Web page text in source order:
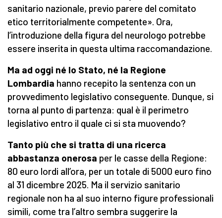
sanitario nazionale, previo parere del comitato
etico territorialmente competente». Ora,
l’introduzione della figura del neurologo potrebbe
essere inserita in questa ultima raccomandazione.
Ma ad oggi né lo Stato, né la Regione
Lombardia hanno recepito la sentenza con un
provvedimento legislativo conseguente. Dunque, si
torna al punto di partenza: qual è il perimetro
legislativo entro il quale ci si sta muovendo?
Tanto più che si tratta di una ricerca
abbastanza onerosa per le casse della Regione:
80 euro lordi all’ora, per un totale di 5000 euro fino
al 31 dicembre 2025. Ma il servizio sanitario
regionale non ha al suo interno figure professionali
simili, come tra l’altro sembra suggerire la